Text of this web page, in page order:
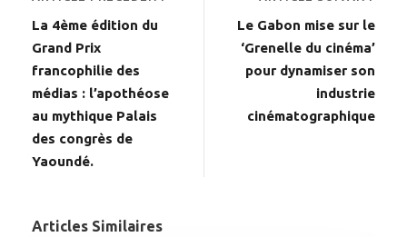
La 4ème édition du
Grand Prix
francophilie des
médias : l’apothéose
au mythique Palais
des congrès de
Yaoundé.
Le Gabon mise sur le
‘Grenelle du cinéma’
pour dynamiser son
industrie
cinématographique
Articles Similaires